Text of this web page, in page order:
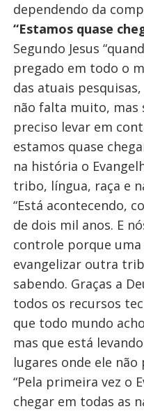
dependendo da
“Estamos quase
Segundo Jesus
pregado em todo o
das atuais
não falta muito, mas
preciso levar em
estamos quase
na história o
tribo, língua, raça e
“Está acontecendo,
de dois mil anos. E
controle porque
evangelizar outra
sabendo. Graças a
todos os recursos
que todo mundo
mas que está
lugares onde ele não
“Pela primeira vez o
chegar em todas as